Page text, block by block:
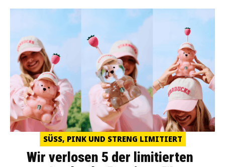
SÜSS, PINK UND STRENG LIMITIERT
Wir verlosen 5 der limitierten